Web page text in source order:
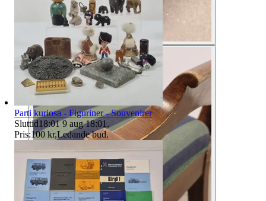
Parti kuriosa - Figuriner - Souvenirer
Sluttid18:01 9 aug 18:01 .
Pris:100 kr,Ledande bud.